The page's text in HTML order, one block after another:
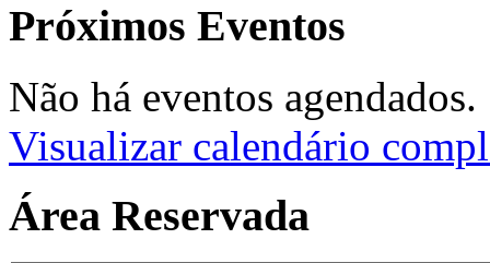
Próximos Eventos
Não há eventos agendados.
Visualizar calendário
Área Reservada